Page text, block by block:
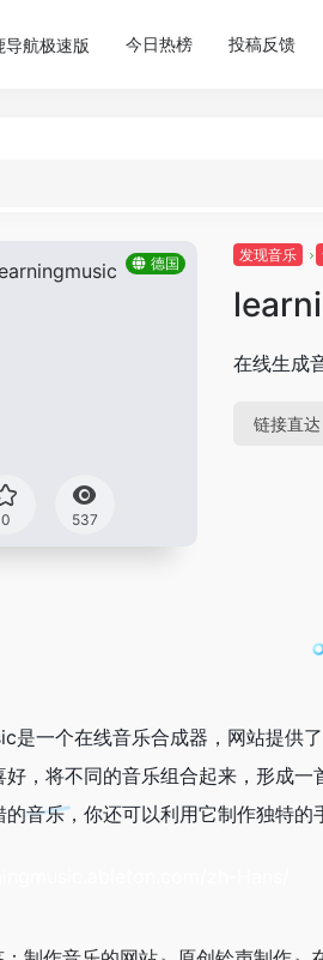
导航极速版 今日热榜 投稿反馈
德国
0 537
发现音乐
在线生成
链接直达
是一个在线音乐合成器，网站提供
好，将不同的音乐组合起来，形成
音乐，你还可以利用它制作独特的